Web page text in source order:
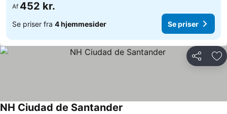
Af 452 kr.
Se priser fra 4 hjemmesider Se priser
Del
NH Ciudad de Santander